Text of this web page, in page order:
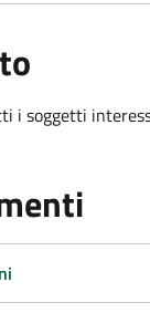
i soggetti